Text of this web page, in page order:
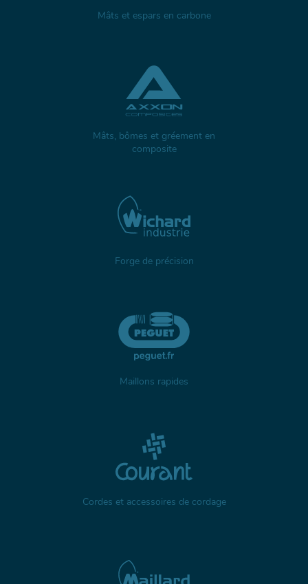
Mâts et espars en carbone
Mâts, bômes et gréement en
composite
Forge de précision
Maillons rapides
Cordes et accessoires de cordage